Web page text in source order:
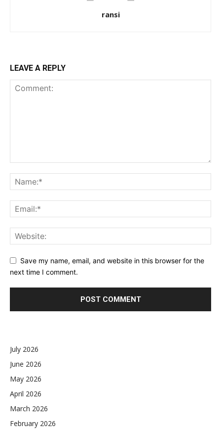
ransi
LEAVE A REPLY
Save my name, email, and website in this browser for the
next time I comment.
July 2026
June 2026
May 2026
April 2026
March 2026
February 2026